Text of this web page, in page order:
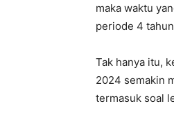
maka waktu
periode 4
Tak hanya itu,
2024 semakin
termasuk soal